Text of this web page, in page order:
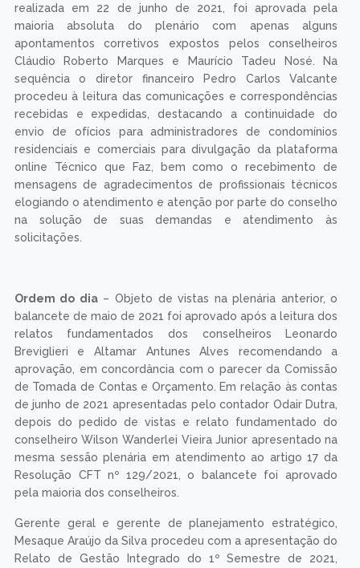
realizada em 22 de junho de 2021, foi aprovada pela
maioria absoluta do plenário com apenas alguns
apontamentos corretivos expostos pelos conselheiros
Cláudio Roberto Marques e Maurício Tadeu Nosé. Na
sequência o diretor financeiro Pedro Carlos Valcante
procedeu à leitura das comunicações e correspondências
recebidas e expedidas, destacando a continuidade do
envio de ofícios para administradores de condomínios
residenciais e comerciais para divulgação da plataforma
online Técnico que Faz, bem como o recebimento de
mensagens de agradecimentos de profissionais técnicos
elogiando o atendimento e atenção por parte do conselho
na solução de suas demandas e atendimento às
solicitações.
Ordem do dia– Objeto de vistas na plenária anterior, o
balancete de maio de 2021 foi aprovado após a leitura dos
relatos fundamentados dos conselheiros Leonardo
Breviglieri e Altamar Antunes Alves recomendando a
aprovação, em concordância com o parecer da Comissão
de Tomada de Contas e Orçamento. Em relação às contas
de junho de 2021 apresentadas pelo contador Odair Dutra,
depois do pedido de vistas e relato fundamentado do
conselheiro Wilson Wanderlei Vieira Junior apresentado na
mesma sessão plenária em atendimento ao artigo 17 da
Resolução CFT nº 129/2021, o balancete foi aprovado
pela maioria dos conselheiros.
Gerente geral e gerente de planejamento estratégico,
Mesaque Araújo da Silva procedeu com a apresentação do
Relato de Gestão Integrado do 1º Semestre de 2021,